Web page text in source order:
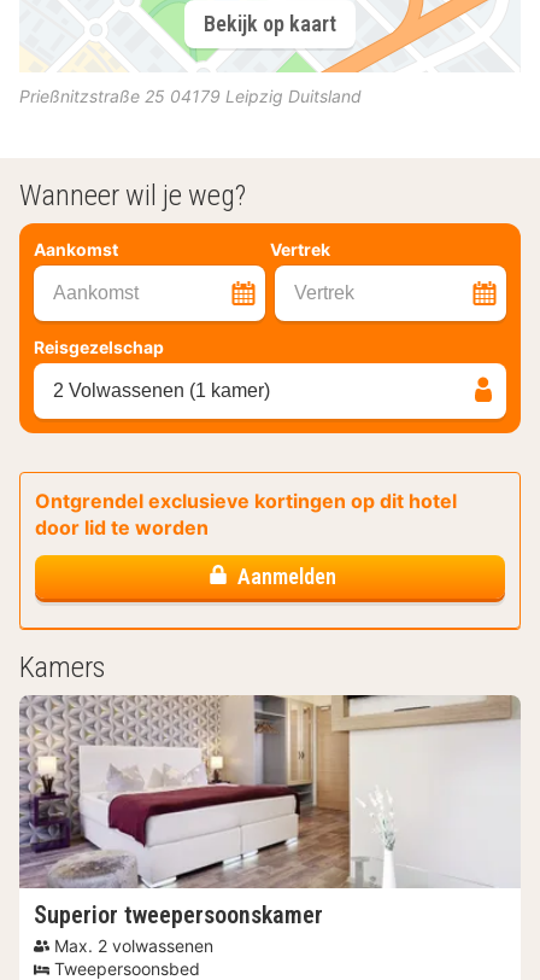
Bekijk op kaart
Prießnitzstraße 25 04179 Leipzig Duitsland
Wanneer wil je weg?
Aankomst Vertrek
Aankomst Vertrek
Reisgezelschap
2 Volwassenen (1 kamer)
Ontgrendel exclusieve kortingen op dit hotel
door lid te worden
Aanmelden
Kamers
Superior tweepersoonskamer
Max. 2 volwassenen
Tweepersoonsbed